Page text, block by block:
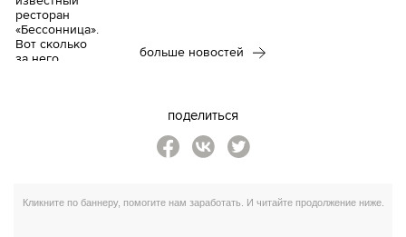
больше новостей
поделиться